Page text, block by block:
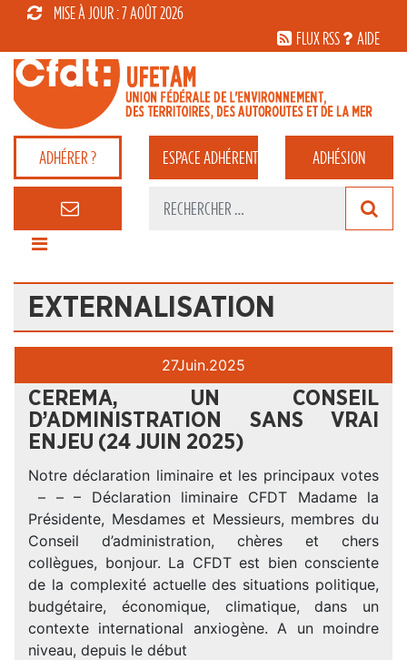
MISE À JOUR : 7 AOÛT 2026
FLUX RSS
AIDE
ADHÉRER ? ESPACEADHÉRENT ADHÉSION
EXTERNALISATION
27Juin.2025
CEREMA, UN CONSEIL
D’ADMINISTRATION SANS VRAI
ENJEU (24 JUIN 2025)
Notre déclaration liminaire et les principaux votes
– – – Déclaration liminaire CFDT Madame la
Présidente, Mesdames et Messieurs, membres du
Conseil d’administration, chères et chers
collègues, bonjour. La CFDT est bien consciente
de la complexité actuelle des situations politique,
budgétaire, économique, climatique, dans un
contexte international anxiogène. A un moindre
niveau, depuis le début